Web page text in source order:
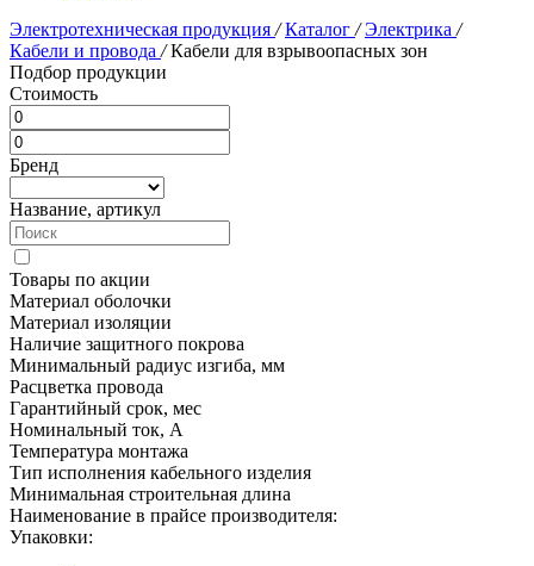
Электротехническая продукция / Каталог / Электрика /
Кабели и провода / Кабели для взрывоопасных зон
Подбор продукции
Стоимость
Бренд
Название, артикул
Товары по акции
Материал оболочки
Материал изоляции
Наличие защитного покрова
Минимальный радиус изгиба, мм
Расцветка провода
Гарантийный срок, мес
Номинальный ток, А
Температура монтажа
Тип исполнения кабельного изделия
Минимальная строительная длина
Наименование в прайсе производителя:
Упаковки: